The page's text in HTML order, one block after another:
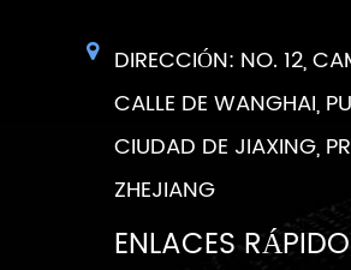
DIRECCIÓN: NO. 12,
CALLE DE WANGHAI,
CIUDAD DE JIAXING,
ZHEJIANG
ENLACES